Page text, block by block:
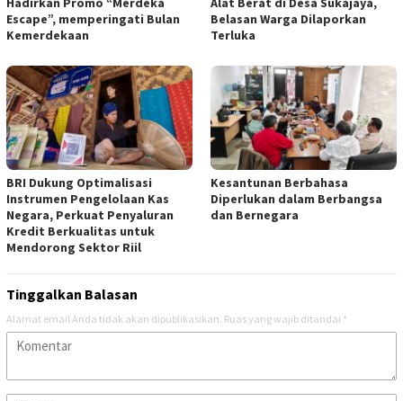
Escape”, memperingati Bulan
Kemerdekaan
Belasan Warga Dilaporkan
Terluka
BRI Dukung Optimalisasi
Instrumen Pengelolaan Kas
Negara, Perkuat Penyaluran
Kredit Berkualitas untuk
Mendorong Sektor Riil
Kesantunan Berbahasa
Diperlukan dalam Berbangsa
dan Bernegara
Tinggalkan Balasan
Alamat email Anda tidak akan dipublikasikan. Ruas yang wajib ditandai *